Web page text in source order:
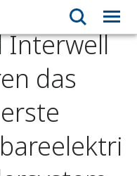
Interwell
das